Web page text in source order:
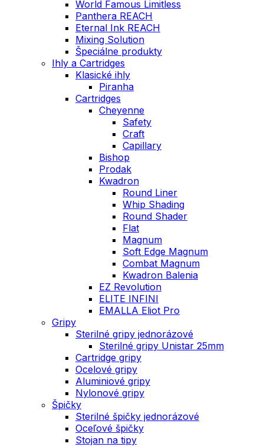
World Famous Limitless
Panthera REACH
Eternal Ink REACH
Mixing Solution
Špeciálne produkty
Ihly a Cartridges
Klasické ihly
Piranha
Cartridges
Cheyenne
Safety
Craft
Capillary
Bishop
Prodak
Kwadron
Round Liner
Whip Shading
Round Shader
Flat
Magnum
Soft Edge Magnum
Combat Magnum
Kwadron Balenia
EZ Revolution
ELITE INFINI
EMALLA Eliot Pro
Gripy
Sterilné gripy jednorázové
Sterilné gripy Unistar 25mm
Cartridge gripy
Ocelové gripy
Aluminiové gripy
Nylonové gripy
Špičky
Sterilné špičky jednorázové
Oceľové špičky
Stojan na tipy